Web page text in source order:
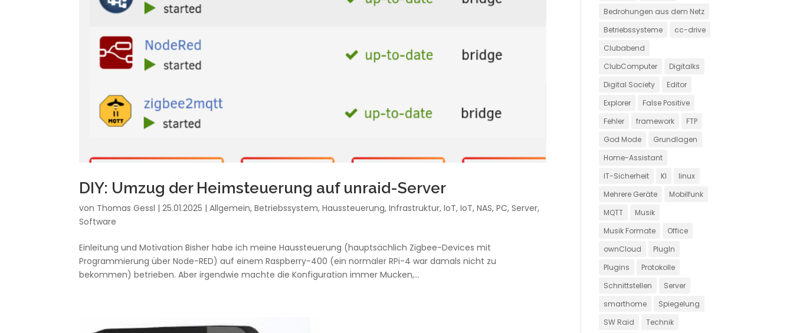
DIY: Umzug der Heimsteuerung auf unraid-Server
von Thomas Gessl |25.01.2025 |Allgemein,Betriebssystem,Haussteuerung,Infrastruktur,IoT,IoT,NAS,PC,Server,
Software
Einleitung und Motivation Bisher habe ich meine Haussteuerung (hauptsächlich Zigbee-Devices mit
Programmierung über Node-RED) auf einem Raspberry-400 (ein normaler RPi-4 war damals nicht zu
bekommen) betrieben. Aber irgendwie machte die Konfiguration immer Mucken,...
Bedrohungen aus dem Netz
Betriebssysteme
cc-drive
Clubabend
ClubComputer
Digitalks
Digital Society
Editor
Explorer
False Positive
Fehler
framework
FTP
God Mode
Grundlagen
Home-Assistant
IT-Sicherheit
KI
linux
Mehrere Geräte
Mobilfunk
MQTT
Musik
Musik Formate
Office
ownCloud
PlugIn
Plugins
Protokolle
Schnittstellen
Server
smarthome
Spiegelung
SW Raid
Technik